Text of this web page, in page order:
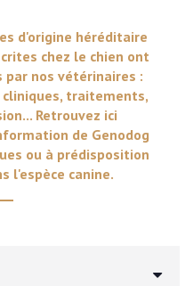
d'origine héréditaire
chez le chien ont
nos vétérinaires :
cliniques, traitements,
Retrouvez ici
de Genodog
ou à prédisposition
l'espèce canine.